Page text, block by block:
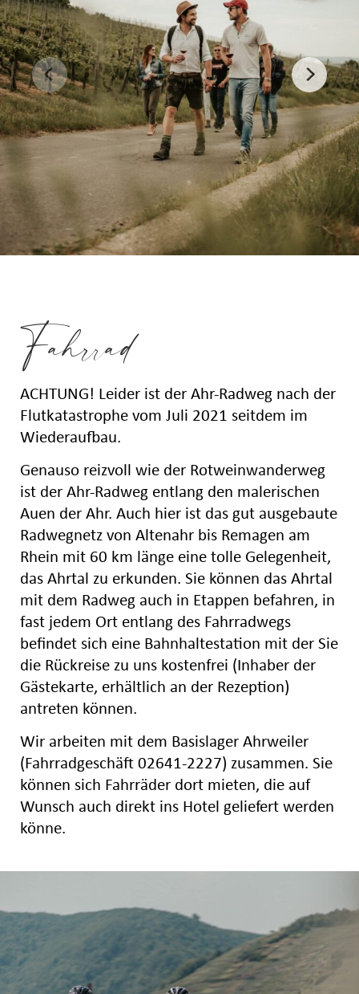
Fahrrad
ACHTUNG! Leider ist der Ahr-Radweg nach der
Flutkatastrophe vom Juli 2021 seitdem im
Wiederaufbau.
Genauso reizvoll wie der Rotweinwanderweg
ist der Ahr-Radweg entlang den malerischen
Auen der Ahr. Auch hier ist das gut ausgebaute
Radwegnetz von Altenahr bis Remagen am
Rhein mit 60 km länge eine tolle Gelegenheit,
das Ahrtal zu erkunden. Sie können das Ahrtal
mit dem Radweg auch in Etappen befahren, in
fast jedem Ort entlang des Fahrradwegs
befindet sich eine Bahnhaltestation mit der Sie
die Rückreise zu uns kostenfrei (Inhaber der
Gästekarte, erhältlich an der Rezeption)
antreten können.
Wir arbeiten mit dem Basislager Ahrweiler
(Fahrradgeschäft 02641-2227) zusammen. Sie
können sich Fahrräder dort mieten, die auf
Wunsch auch direkt ins Hotel geliefert werden
könne.